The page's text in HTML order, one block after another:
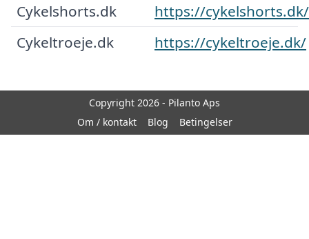
Cykelshorts.dk
https://cykelshorts.dk/
Cykeltroeje.dk
https://cykeltroeje.dk/
Copyright 2026 - Pilanto Aps
Om / kontakt
Blog Betingelser